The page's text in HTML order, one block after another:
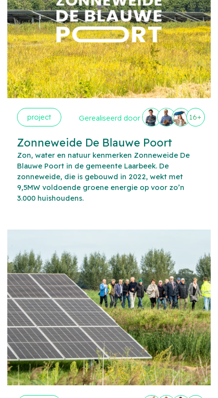
project Gerealiseerd door 16+
Zonneweide De Blauwe Poort
Zon, water en natuur kenmerken Zonneweide De
Blauwe Poort in de gemeente Laarbeek. De
zonneweide, die is gebouwd in 2022, wekt met
9,5MW voldoende groene energie op voor zo’n
3.000 huishoudens.